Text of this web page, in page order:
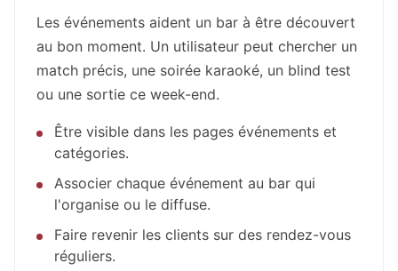
Les événements aident un bar à être découvert
au bon moment. Un utilisateur peut chercher un
match précis, une soirée karaoké, un blind test
ou une sortie ce week-end.
Être visible dans les pages événements et
catégories.
Associer chaque événement au bar qui
l'organise ou le diffuse.
Faire revenir les clients sur des rendez-vous
réguliers.